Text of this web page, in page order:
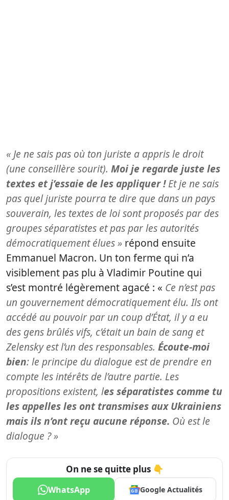
« Je ne sais pas où ton juriste a appris le droit
(une conseillère sourit). Moi je regarde juste les
textes et j’essaie de les appliquer !Et je ne sais
pas quel juriste pourra te dire que dans un pays
souverain, les textes de loi sont proposés par des
groupes séparatistes et pas par les autorités
démocratiquement élues » répond ensuite
Emmanuel Macron. Un ton ferme qui n’a
visiblement pas plu à Vladimir Poutine qui
s’est montré légèrement agacé : « Ce n’est pas
un gouvernement démocratiquement élu. Ils ont
accédé au pouvoir par un coup d’État, il y a eu
des gens brûlés vifs, c’était un bain de sang et
Zelensky est l’un des responsables. Écoute-moi
bien: le principe du dialogue est de prendre en
compte les intérêts de l’autre partie. Les
propositions existent, les séparatistes comme tu
les appelles les ont transmises aux Ukrainiens
mais ils n’ont reçu aucune réponse. Où est le
dialogue ? »
On ne se quitte plus 👇
WhatsApp Google Actualités